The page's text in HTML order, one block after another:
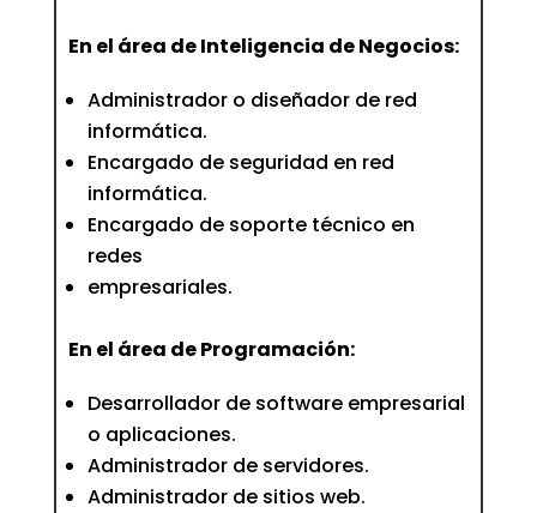
En el área de Inteligencia de Negocios:
Administrador o diseñador de red
informática.
Encargado de seguridad en red
informática.
Encargado de soporte técnico en
redes
empresariales.
En el área de Programación:
Desarrollador de software empresarial
o aplicaciones.
Administrador de servidores.
Administrador de sitios web.